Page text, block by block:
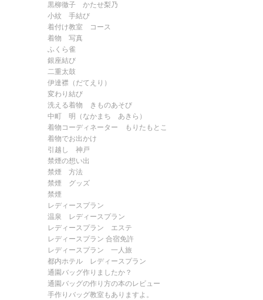
黒柳徹子 かたせ梨乃
小紋 手結び
着付け教室 コース
着物 写真
ふくら雀
銀座結び
二重太鼓
伊達襟（だてえり）
変わり結び
洗える着物 きものあそび
中町 明（なかまち あきら）
着物コーディネーター もりたもとこ
着物でお出かけ
引越し 神戸
禁煙の想い出
禁煙 方法
禁煙 グッズ
禁煙
レディースプラン
温泉 レディースプラン
レディースプラン エステ
レディースプラン 合宿免許
レディースプラン 一人旅
都内ホテル レディースプラン
通園バッグ作りましたか？
通園バッグの作り方の本のレビュー
手作りバッグ教室もありますよ。